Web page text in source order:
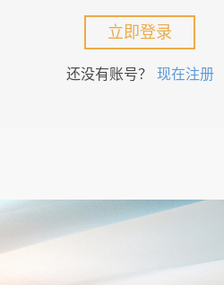
可以随时以合同目的落空解除
半地下室不符合消防规定、
城镇房屋租赁合同纠纷案
容建设的临时建筑，与承租
管理办法》第八条(禁止出租
立即登录
还没有账号？ 现在注册